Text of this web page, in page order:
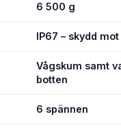
6 500 g
IP67 – skydd
Vågskum samt
botten
6 spännen